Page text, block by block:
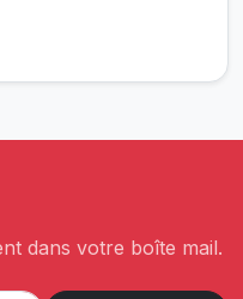
dans votre boîte mail.